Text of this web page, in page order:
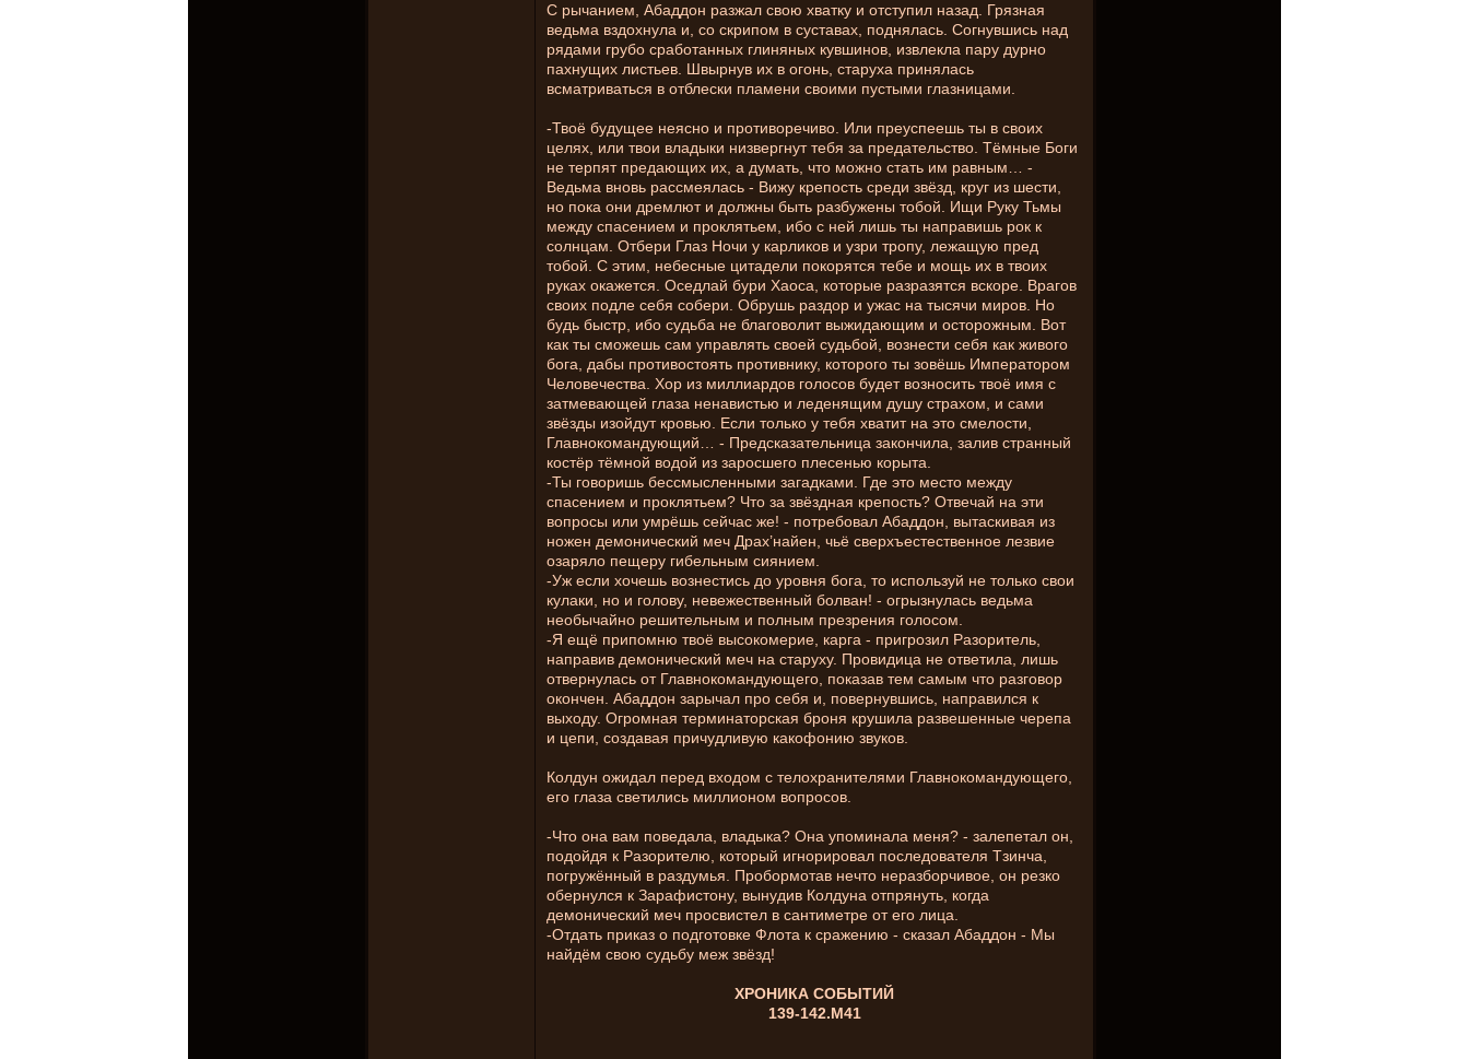
С рычанием, Абаддон разжал свою хватку и отступил назад. Грязная
ведьма вздохнула и, со скрипом в суставах, поднялась. Согнувшись над
рядами грубо сработанных глиняных кувшинов, извлекла пару дурно
пахнущих листьев. Швырнув их в огонь, старуха принялась
всматриваться в отблески пламени своими пустыми глазницами.
-Твоё будущее неясно и противоречиво. Или преуспеешь ты в своих
целях, или твои владыки низвергнут тебя за предательство. Тёмные Боги
не терпят предающих их, а думать, что можно стать им равным… -
Ведьма вновь рассмеялась - Вижу крепость среди звёзд, круг из шести,
но пока они дремлют и должны быть разбужены тобой. Ищи Руку Тьмы
между спасением и проклятьем, ибо с ней лишь ты направишь рок к
солнцам. Отбери Глаз Ночи у карликов и узри тропу, лежащую пред
тобой. С этим, небесные цитадели покорятся тебе и мощь их в твоих
руках окажется. Оседлай бури Хаоса, которые разразятся вскоре. Врагов
своих подле себя собери. Обрушь раздор и ужас на тысячи миров. Но
будь быстр, ибо судьба не благоволит выжидающим и осторожным. Вот
как ты сможешь сам управлять своей судьбой, вознести себя как живого
бога, дабы противостоять противнику, которого ты зовёшь Императором
Человечества. Хор из миллиардов голосов будет возносить твоё имя с
затмевающей глаза ненавистью и леденящим душу страхом, и сами
звёзды изойдут кровью. Если только у тебя хватит на это смелости,
Главнокомандующий… - Предсказательница закончила, залив странный
костёр тёмной водой из заросшего плесенью корыта.
-Ты говоришь бессмысленными загадками. Где это место между
спасением и проклятьем? Что за звёздная крепость? Отвечай на эти
вопросы или умрёшь сейчас же! - потребовал Абаддон, вытаскивая из
ножен демонический меч Драх’найен, чьё сверхъестественное лезвие
озаряло пещеру гибельным сиянием.
-Уж если хочешь вознестись до уровня бога, то используй не только свои
кулаки, но и голову, невежественный болван! - огрызнулась ведьма
необычайно решительным и полным презрения голосом.
-Я ещё припомню твоё высокомерие, карга - пригрозил Разоритель,
направив демонический меч на старуху. Провидица не ответила, лишь
отвернулась от Главнокомандующего, показав тем самым что разговор
окончен. Абаддон зарычал про себя и, повернувшись, направился к
выходу. Огромная терминаторская броня крушила развешенные черепа
и цепи, создавая причудливую какофонию звуков.
Колдун ожидал перед входом с телохранителями Главнокомандующего,
его глаза светились миллионом вопросов.
-Что она вам поведала, владыка? Она упоминала меня? - залепетал он,
подойдя к Разорителю, который игнорировал последователя Тзинча,
погружённый в раздумья. Пробормотав нечто неразборчивое, он резко
обернулся к Зарафистону, вынудив Колдуна отпрянуть, когда
демонический меч просвистел в сантиметре от его лица.
-Отдать приказ о подготовке Флота к сражению - сказал Абаддон - Мы
найдём свою судьбу меж звёзд!
ХРОНИКА СОБЫТИЙ
139-142.М41